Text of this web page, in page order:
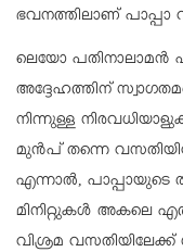
ഭവനത്തിലാണ് പാപ്പാ
ലെയോ പതിനാലാമന്‍
അദ്ദേഹത്തിന്
നിന്നുള്ള
മുന്‍പ് തന്നെ
എന്നാല്‍, പാപ്പായുടെ
മിനിറ്റുകള്‍ അകലെ
വിശ്രമ